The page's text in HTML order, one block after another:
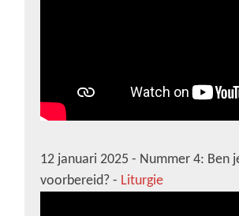
12 januari 2025 - Nummer 4: Ben
voorbereid? - Liturgie